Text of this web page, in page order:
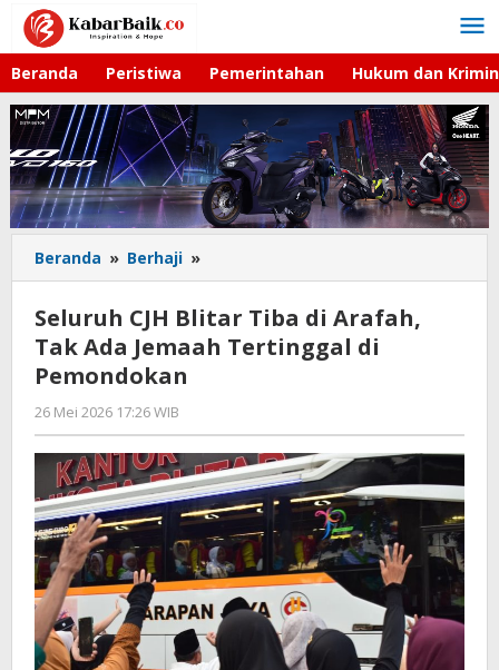
Lewati
konten
Beranda Peristiwa Pemerintahan Hukum dan
Beranda » Berhaji »
CJH
Tiba
di
Tertinggal
di
Pemondokan
Seluruh CJH Blitar Tiba di Arafah,
Tak Ada Jemaah Tertinggal di
Pemondokan
26 Mei 2026 17:26 WIB
Imam
WD